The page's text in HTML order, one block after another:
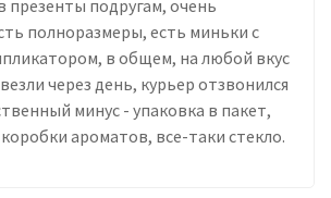
подругам, очень
полноразмеры, есть миньки с
в общем, на любой вкус
через день, курьер отзвонился
минус - упаковка в пакет,
ароматов, все-таки стекло.